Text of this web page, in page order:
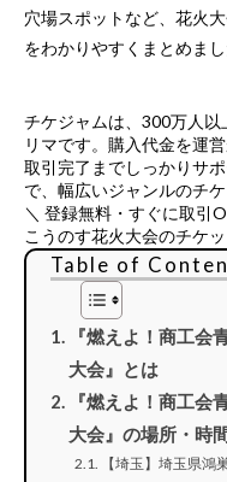
穴場スポットなど、花火
をわかりやすくまとめまし
チケジャムは、 300万人以
リマです。購入代金を運
取引完了までしっかりサ
で、幅広いジャンルのチ
＼ 登録無料・すぐに取引
こうのす花火大会のチケ
Table of
『燃えよ！商工会
大会』とは
『燃えよ！商工会
大会』の場所・時
【埼玉】埼玉県